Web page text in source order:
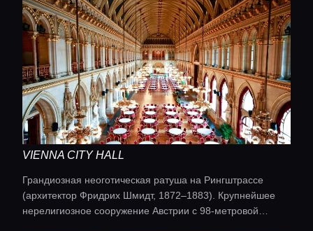
VIENNA CITY HALL
Грандиозная неоготическая ратуша на Рингштрассе
(архитектор Фридрих Шмидт, 1872–1883). Крупнейшее
нерелигиозное сооружение Австрии с 98-метровой